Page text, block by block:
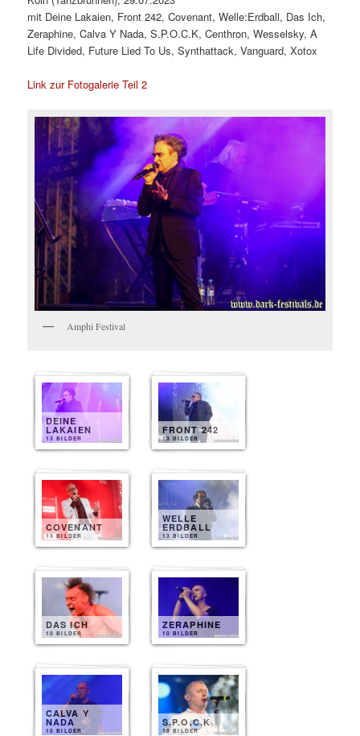
mit Deine Lakaien, Front 242, Covenant, Welle:Erdball, Das Ich,
Zeraphine, Calva Y Nada, S.P.O.C.K, Centhron, Wesselsky, A
Life Divided, Future Lied To Us, Synthattack, Vanguard, Xotox
Link zur Fotogalerie Teil 2
Amphi Festival
DEINE
LAKAIEN
13 BILDER
FRONT 242
13 BILDER
COVENANT
13 BILDER
WELLE
ERDBALL
13 BILDER
DAS ICH
10 BILDER
ZERAPHINE
10 BILDER
CALVA Y
NADA
10 BILDER
S.P.O.C.K
10 BILDER